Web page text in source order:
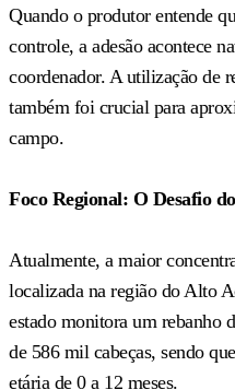
Quando o produtor entende
controle, a adesão acontece
coordenador. A utilização de
também foi crucial para
campo.
Foco Regional: O Desafio
Atualmente, a maior
localizada na região do Alto
estado monitora um rebanho
de 586 mil cabeças, sendo
etária de 0 a 12 meses.